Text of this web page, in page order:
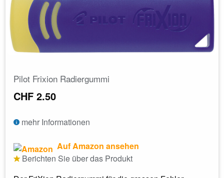
Pilot Frixion Radiergummi
CHF 2.50
mehr Informationen
Auf Amazon ansehen
Berichten Sie über das Produkt